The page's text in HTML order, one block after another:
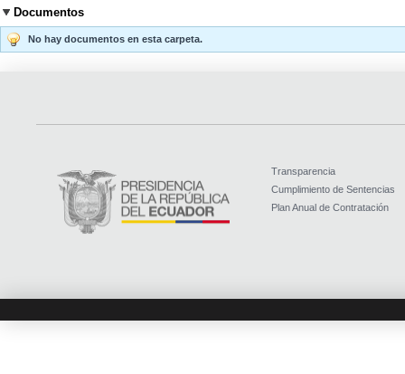
Documentos
No hay documentos en esta carpeta.
Transparencia
Cumplimiento de Sentencias
Plan Anual de Contratación